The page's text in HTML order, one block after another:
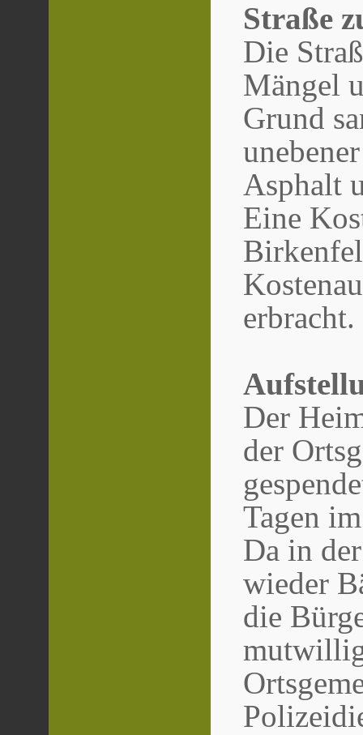
Straße
Die
Mängel
Grund
Asphalt
Eine
erbracht.
Der
der
Tagen
Da in
wieder
die